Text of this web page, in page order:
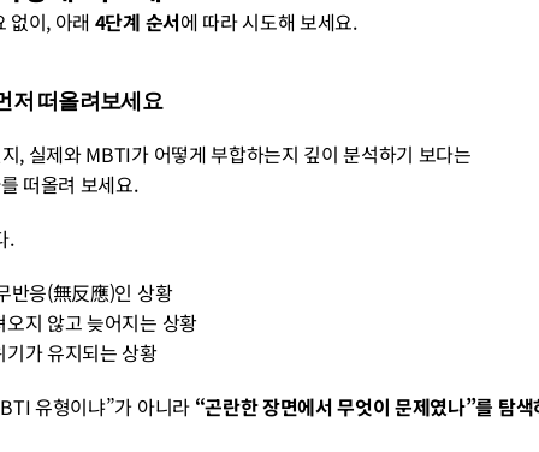
없이, 아래 4단계 순서에 따라 시도해 보세요.
저 떠올려보세요
, 실제와 MBTI가 어떻게 부합하는지 깊이 분석하기 보다는
를 떠올려 보세요.
.
반응(無反應)인 상황
오지 않고 늦어지는 상황
기가 유지되는 상황
유형이냐”가 아니라 “곤란한 장면에서 무엇이 문제였나”를 탐